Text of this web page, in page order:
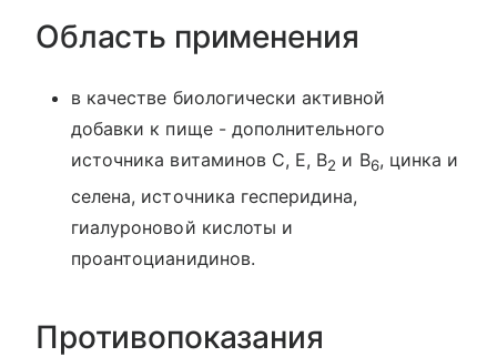
Область применения
в качестве биологически активной
добавки к пище - дополнительного
источника витаминов С, Е, В2 и В6, цинка и
селена, источника гесперидина,
гиалуроновой кислоты и
проантоцианидинов.
Противопоказания